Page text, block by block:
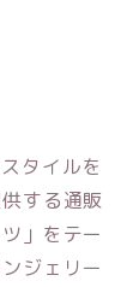
タイルを
する通販
」をテー
ジェリー